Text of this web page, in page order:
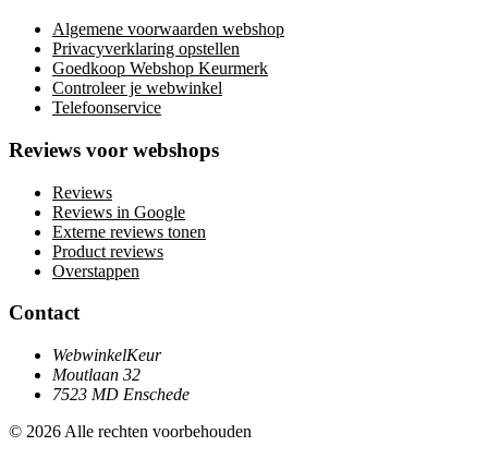
Algemene voorwaarden webshop
Privacyverklaring opstellen
Goedkoop Webshop Keurmerk
Controleer je webwinkel
Telefoonservice
Reviews voor webshops
Reviews
Reviews in Google
Externe reviews tonen
Product reviews
Overstappen
Contact
WebwinkelKeur
Moutlaan 32
7523 MD Enschede
© 2026 Alle rechten voorbehouden